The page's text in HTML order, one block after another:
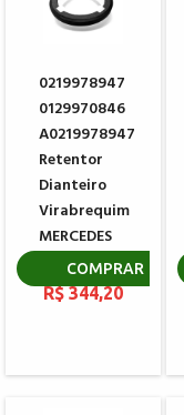
0219978947
0129970846
A0219978947
Retentor
Dianteiro
Virabrequim
MERCEDES
BENZ
R$ 344,20
COMPRAR